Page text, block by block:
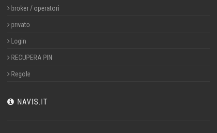
broker / operatori
privato
Login
RECUPERA PIN
Regole
NAVIS.IT